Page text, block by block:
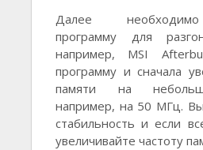
Далее
программу для
например, MSI
программу и сначала
памяти на
например, на 50 МГц.
стабильность и если
увеличивайте частоту